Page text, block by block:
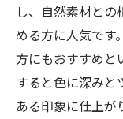
し、自然素材と
める方に人気です
方にもおすすめと
すると色に深みと
ある印象に仕上が